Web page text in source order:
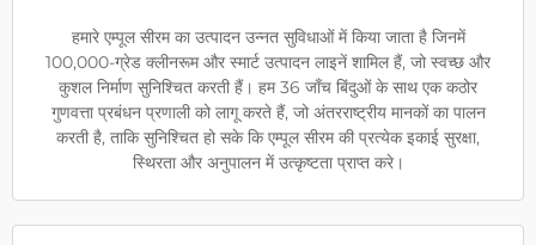
हमारे एम्पूल सीरम का उत्पादन उन्नत सुविधाओं में किया जाता है जिनमें
100,000-ग्रेड क्लीनरूम और स्मार्ट उत्पादन लाइनें शामिल हैं, जो स्वच्छ और
कुशल निर्माण सुनिश्चित करती हैं। हम 36 जाँच बिंदुओं के साथ एक कठोर
गुणवत्ता प्रबंधन प्रणाली को लागू करते हैं, जो अंतरराष्ट्रीय मानकों का पालन
करती है, ताकि सुनिश्चित हो सके कि एम्पूल सीरम की प्रत्येक इकाई सुरक्षा,
स्थिरता और अनुपालन में उत्कृष्टता प्राप्त करे।